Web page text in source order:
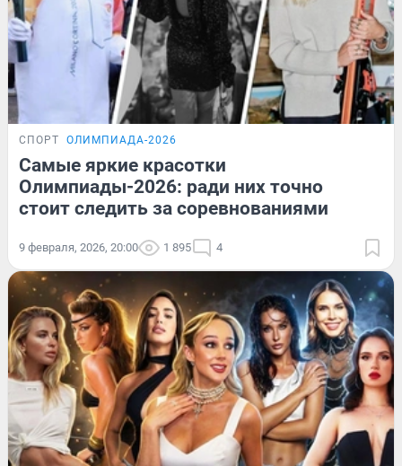
СПОРТ ОЛИМПИАДА-2026
Самые яркие красотки
Олимпиады-2026: ради них точно
стоит следить за соревнованиями
9 февраля, 2026, 20:00 1 895 4